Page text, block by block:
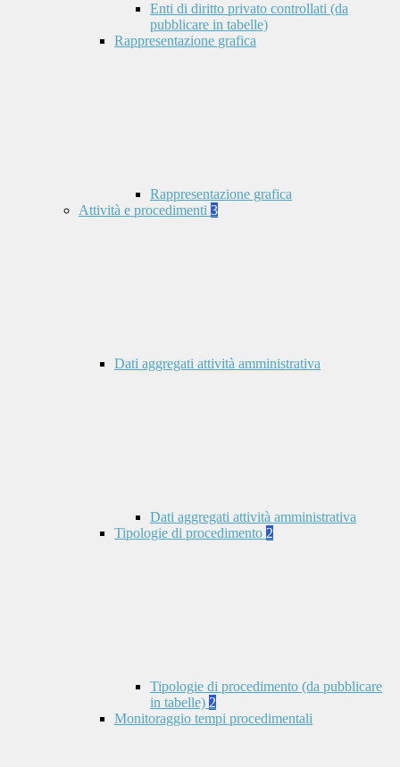
Enti di diritto privato controllati (da
pubblicare in tabelle)
Rappresentazione grafica
Rappresentazione grafica
Attività e procedimenti 3
Dati aggregati attività amministrativa
Dati aggregati attività amministrativa
Tipologie di procedimento 2
Tipologie di procedimento (da pubblicare
in tabelle) 2
Monitoraggio tempi procedimentali